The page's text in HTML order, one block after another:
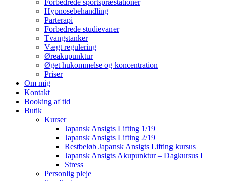
Forbedrede sportspræstationer
Hypnosebehandling
Parterapi
Forbedrede studievaner
Tvangstanker
Vægt regulering
Øreakupunktur
Øget hukommelse og koncentration
Priser
Om mig
Kontakt
Booking af tid
Butik
Kurser
Japansk Ansigts Lifting 1/19
Japansk Ansigts Lifting 2/19
Restbeløb Japansk Ansigts Lifting kursus
Japansk Ansigts Akupunktur – Dagkursus I
Stress
Personlig pleje